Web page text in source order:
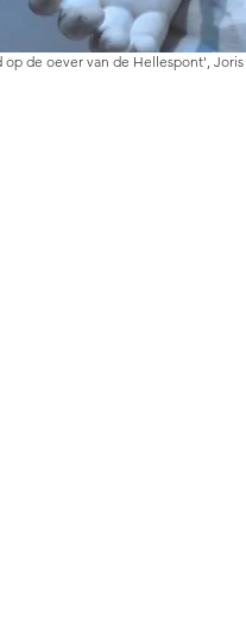
op de oever van de Hellespont',